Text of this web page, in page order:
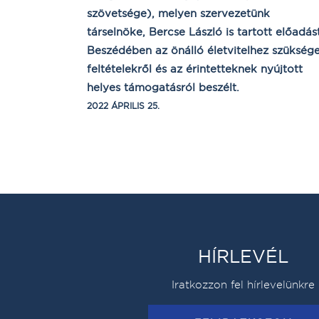
szövetsége), melyen szervezetünk
társelnöke, Bercse László is tartott
Beszédében az önálló életvitelhez
feltételekről és az érintetteknek nyújtott
helyes támogatásról beszélt.
2022 ÁPRILIS 25.
HÍRLEVÉL
Iratkozzon fel hírlevelünkre